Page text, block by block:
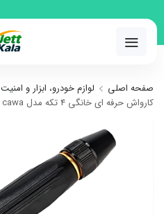
صفحه اصلی لوازم خودرو، ابزار و امنیت
کارواش حرفه ای خانگی 4 تکه مدل cawa بدنه تمام فلزی